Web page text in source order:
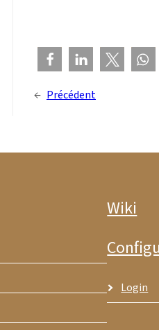
← Précédent
Wiki
Login